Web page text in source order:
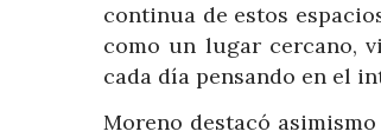
continua de estos
como un lugar cercano,
cada día pensando en el
Moreno destacó